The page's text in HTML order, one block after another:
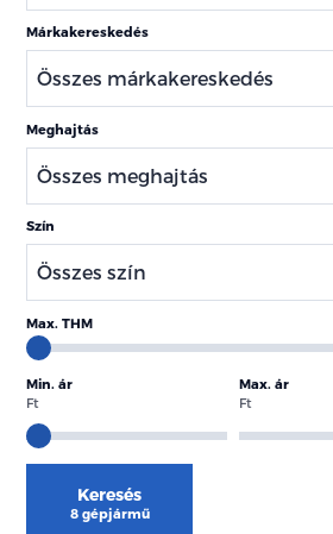
Márkakereskedés
Meghajtás
Szín
Max. THM
Min. ár
Ft
Max. ár
Ft
Keresés
8 gépjármű